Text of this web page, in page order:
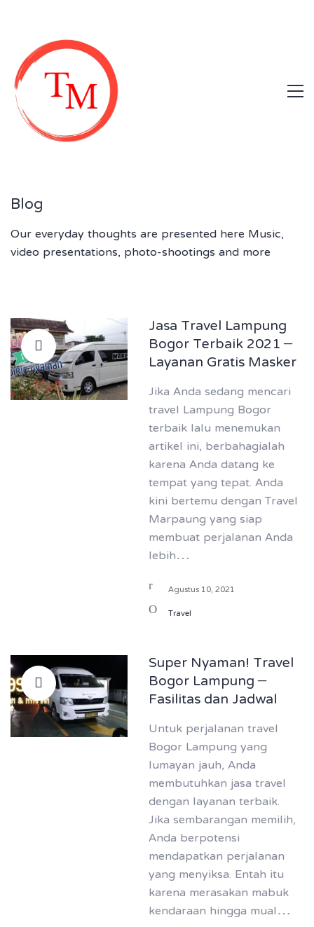
Blog
Our everyday thoughts are presented here Music,
video presentations, photo-shootings and more
Jasa Travel Lampung
Bogor Terbaik 2021 –
Layanan Gratis Masker
Jika Anda sedang mencari
travel Lampung Bogor
terbaik lalu menemukan
artikel ini, berbahagialah
karena Anda datang ke
tempat yang tepat. Anda
kini bertemu dengan Travel
Marpaung yang siap
membuat perjalanan Anda
lebih…
Agustus 10, 2021
Travel
Super Nyaman! Travel
Bogor Lampung –
Fasilitas dan Jadwal
Untuk perjalanan travel
Bogor Lampung yang
lumayan jauh, Anda
membutuhkan jasa travel
dengan layanan terbaik.
Jika sembarangan memilih,
Anda berpotensi
mendapatkan perjalanan
yang menyiksa. Entah itu
karena merasakan mabuk
kendaraan hingga mual…